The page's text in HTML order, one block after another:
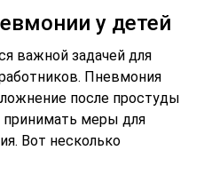
у детей
важной задачей для
Пневмония
после простуды
принимать меры для
Вот несколько